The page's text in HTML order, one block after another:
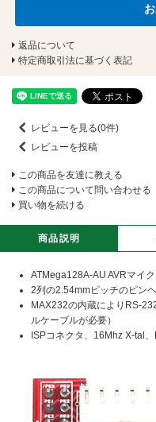
返品について
特定商取引法に基づく表記
レビューを見る(0件)
レビューを投稿
この商品を友達に教える
この商品について問い合わせる
買い物を続ける
商品説明
ATMega128A-AU AVRマイ
2列の2.54mmピッチのピン
MAX232の内蔵によりRS-
ルケーブルが必要）
ISPコネクタ、16Mhz X-tal